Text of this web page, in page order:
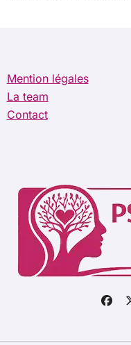
Mention légales
La team
Contact